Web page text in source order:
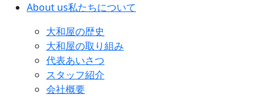
About us私たちについて
大和屋の歴史
大和屋の取り組み
代表あいさつ
スタッフ紹介
会社概要